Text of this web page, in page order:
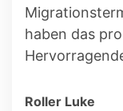
haben das
Roller Luke